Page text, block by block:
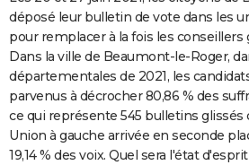
S'inscrire
Se connecter
Lycées
Collèges
Primaires
Universités
Entreprises
Service militaire
Avis de recherche
AVIS DE DÉCÈS
Bricolage
Lifestyle
Culture
Sport
Auto
Television
Voyage
Cinema
déposé leur bulletin de vote dans les
pour remplacer à la fois les conseillers
Dans la ville de Beaumont-le-Roger,
départementales de 2021, les
parvenus à décrocher 80,86 % des
ce qui représente 545 bulletins glissés
Union à gauche arrivée en seconde
19,14 % des voix. Quel sera l'état